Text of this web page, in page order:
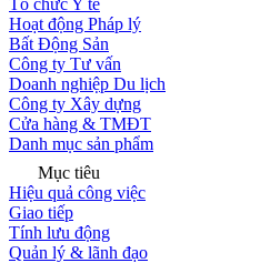
Tổ chức Y tế
Hoạt động Pháp lý
Bất Động Sản
Công ty Tư vấn
Doanh nghiệp Du lịch
Công ty Xây dựng
Cửa hàng & TMĐT
Danh mục sản phẩm
Mục tiêu
Hiệu quả công việc
Giao tiếp
Tính lưu động
Quản lý & lãnh đạo